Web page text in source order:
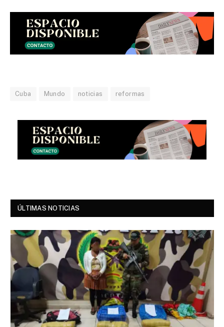
Cuba Mundo noticias reformas
ÚLTIMAS NOTICIAS